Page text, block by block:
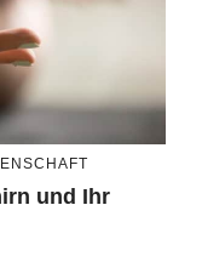
und Ihr